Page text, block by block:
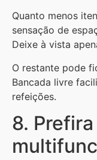
Quanto menos
sensação de
Deixe à vista
O restante pode
Bancada livre
refeições.
8.